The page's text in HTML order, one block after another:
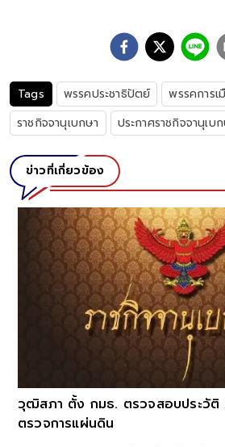
Tags พรรคประชาธิปัตย์
พรรคการเ
ราชกิจจานุเบกษา
ประกาศราชกิจจานุเบ
ข่าวที่เกี่ยวข้อง
วุฒิสภา ตั้ง กมธ. ตรวจสอบประวัติ
ตรวจการแผ่นดิน